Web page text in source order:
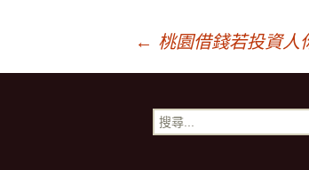
← 桃園借錢若投資人
搜
尋